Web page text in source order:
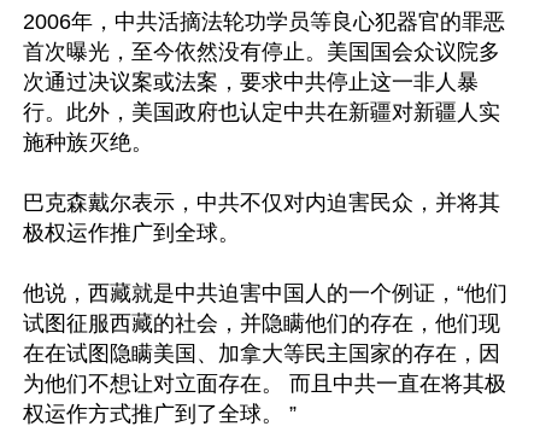
2006年，中共活摘法轮功学员等良心犯器官的罪恶
首次曝光，至今依然没有停止。美国国会众议院多
次通过决议案或法案，要求中共停止这一非人暴
行。此外，美国政府也认定中共在新疆对新疆人实
施种族灭绝。
巴克森戴尔表示，中共不仅对内迫害民众，并将其
极权运作推广到全球。
他说，西藏就是中共迫害中国人的一个例证，“他们
试图征服西藏的社会，并隐瞒他们的存在，他们现
在在试图隐瞒美国、加拿大等民主国家的存在，因
为他们不想让对立面存在。 而且中共一直在将其极
权运作方式推广到了全球。 ”